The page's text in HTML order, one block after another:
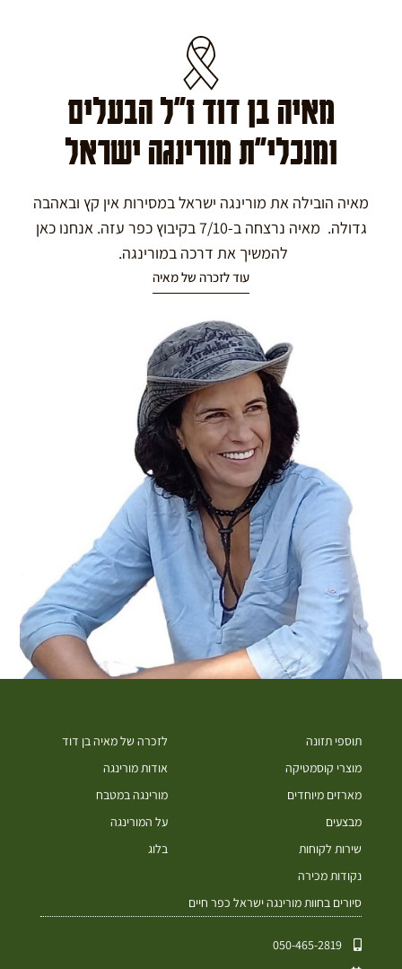
מאיה בן דוד ז"ל הבעלים
ומנכלי"ת מורינגה ישראל
מאיה הובילה את מורינגה ישראל במסירות אין קץ ובאהבה
גדולה. מאיה נרצחה ב-7/10 בקיבוץ כפר עזה. אנחנו כאן
להמשיך את דרכה במורינגה.
עוד לזכרה של מאיה
תוספי תזונה
מוצרי קוסמטיקה
מארזים מיוחדים
מבצעים
שירות לקוחות
נקודות מכירה
סיורים בחוות מורינגה ישראל כפר חיים
לזכרה של מאיה בן דוד
אודות מורינגה
מורינגה במטבח
על המורינגה
בלוג
050-465-2819⁩